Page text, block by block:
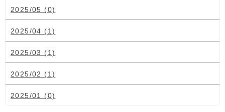
2025/05 (0)
2025/04 (1)
2025/03 (1)
2025/02 (1)
2025/01 (0)